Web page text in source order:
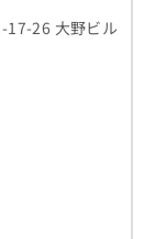
17-26 大野ビル